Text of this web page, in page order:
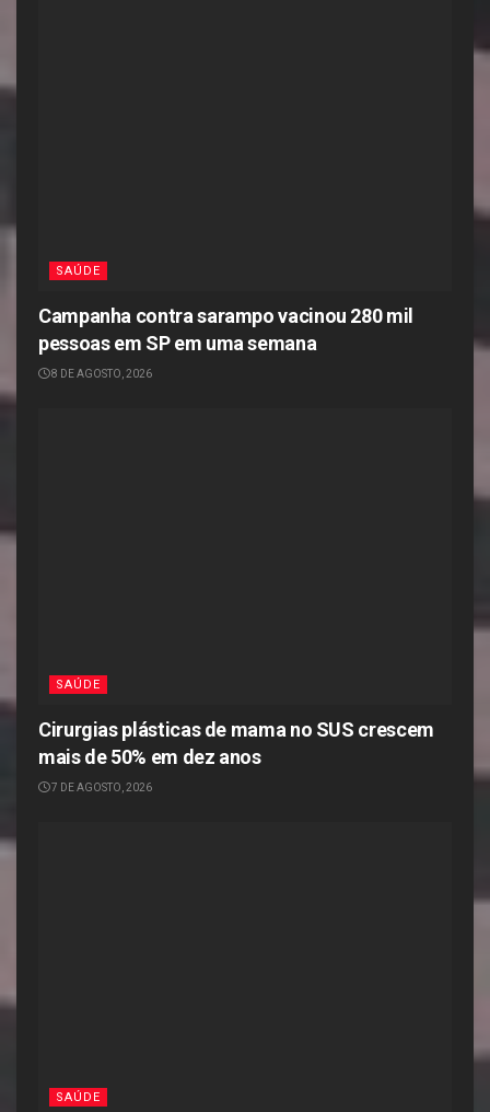
SAÚDE
Campanha contra sarampo vacinou 280 mil
pessoas em SP em uma semana
8 DE AGOSTO, 2026
SAÚDE
Cirurgias plásticas de mama no SUS crescem
mais de 50% em dez anos
7 DE AGOSTO, 2026
SAÚDE